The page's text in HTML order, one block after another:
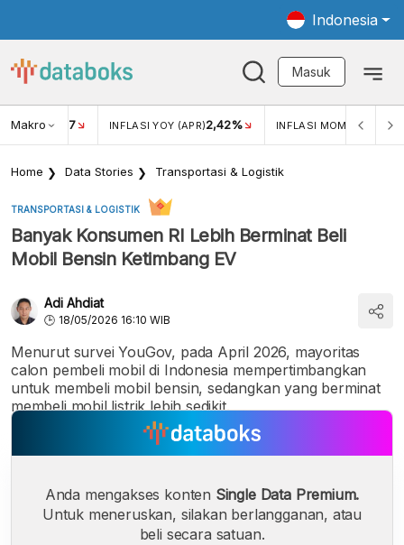
Indonesia
Masuk
Makro
USD/IDR 17 INFLASI YOY (APR)2,42% INFLASI MOM (MAR)
Home Data Stories Transportasi & Logistik
TRANSPORTASI & LOGISTIK
Banyak Konsumen RI Lebih Berminat Beli
Mobil Bensin Ketimbang EV
Adi Ahdiat
18/05/2026 16:10 WIB
Menurut survei YouGov, pada April 2026, mayoritas
calon pembeli mobil di Indonesia mempertimbangkan
untuk membeli mobil bensin, sedangkan yang berminat
membeli mobil listrik lebih sedikit.
Anda mengakses konten Single Data Premium.
Untuk meneruskan, silakan berlangganan, atau
beli secara satuan.